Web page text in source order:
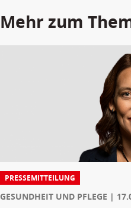
Mehr zum
PRESSEMITTEILUNG
GESUNDHEIT UND PFLEGE